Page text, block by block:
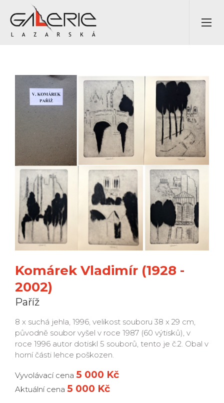
Komárek Vladimír (1928 -
2002)
Paříž
8 x suchá jehla, 1996, velikost souboru 38 x 29 cm,
původně soubor vyšel v roce 1987 (60 výtisků), v
roce 1996 autor dotiskl 5 souborů, tento je č.2. Obal v
horní části lehce poškozen.
Vyvolávací cena 5 000 Kč
Aktuální cena 5 000 Kč